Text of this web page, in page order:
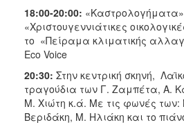
18:00-20:00:
«Χριστουγεννιάτικες
το «Πείραμα κλιματικής
Eco Voice
20:30: Στην κεντρική σκηνή,
τραγούδια των Γ. Ζαμπέτα, Α.
Μ. Χιώτη κ.ά. Με τις φωνές
Βεριδάκη, Μ. Ηλιάκη και το